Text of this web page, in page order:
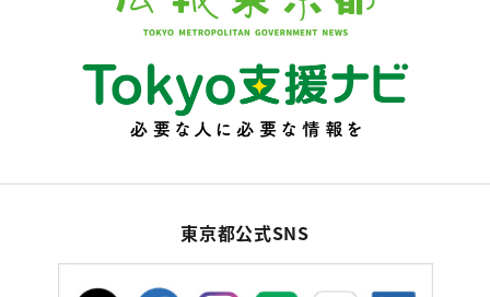
東京都公式SNS